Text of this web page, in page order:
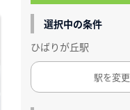
選択中の条件
ひばりが丘駅
駅を変更